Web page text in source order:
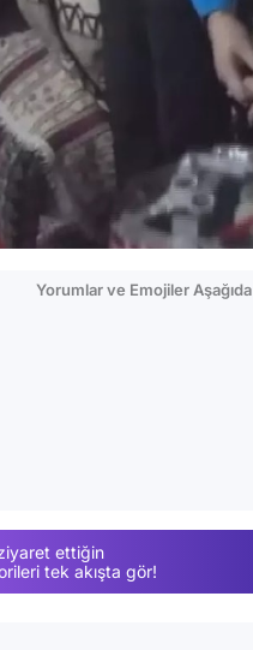
Yorumlar ve Emojiler Aşağıda
ettiğin
tek akışta gör!